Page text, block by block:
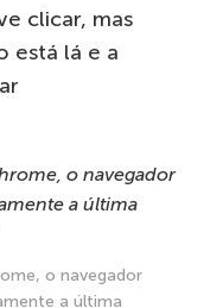
clicar, mas
está lá e a
o navegador
a última